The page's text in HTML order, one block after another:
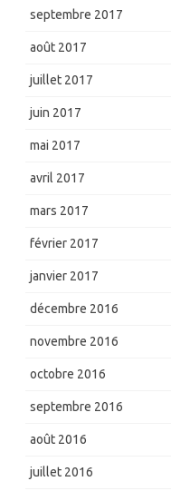
septembre 2017
août 2017
juillet 2017
juin 2017
mai 2017
avril 2017
mars 2017
février 2017
janvier 2017
décembre 2016
novembre 2016
octobre 2016
septembre 2016
août 2016
juillet 2016